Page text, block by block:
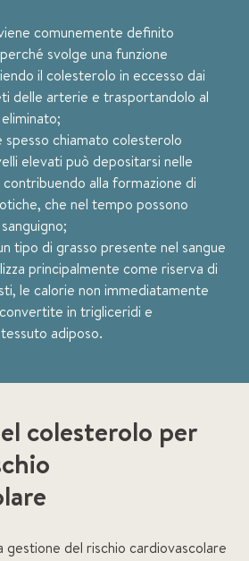
comunemente definito
svolge una funzione
il colesterolo in eccesso dai
delle arterie e trasportandolo al
spesso chiamato colesterolo
elevati può depositarsi nelle
alla formazione di
che nel tempo possono
tipo di grasso presente nel sangue
principalmente come riserva di
le calorie non immediatamente
in trigliceridi e
adiposo.
colesterolo per
gestione del rischio cardiovascolare